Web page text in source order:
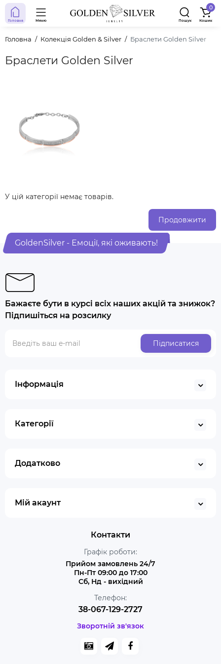
Головна Меню Пошук
0
Кошик
Головна Колекція Golden & Silver Браслети Golden Silver
Браслети Golden Silver
У цій категорії немає товарів.
Продовжити
GoldenSilver - Емоції, які оживають!
Бажаєте бути в курсі всіх наших акцій та знижок?
Підпишіться на розсилку
Підписатися
Інформація
Категорії
Додатково
Мій акаунт
Контакти
Графік роботи:
Прийом замовлень 24/7
Пн-Пт 09:00 до 17:00
Сб, Нд - вихідний
Телефон:
38-067-129-2727
Зворотній зв'язок